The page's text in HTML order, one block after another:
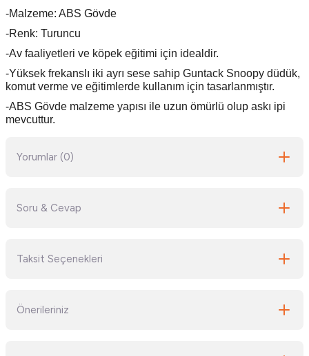
-Malzeme: ABS Gövde
-Renk: Turuncu
-Av faaliyetleri ve köpek eğitimi için idealdir.
-Yüksek frekanslı iki ayrı sese sahip Guntack Snoopy düdük,
komut verme ve eğitimlerde kullanım için tasarlanmıştır.
-ABS Gövde malzeme yapısı ile uzun ömürlü olup askı ipi
mevcuttur.
Yorumlar (0)
Soru & Cevap
Taksit Seçenekleri
Önerileriniz